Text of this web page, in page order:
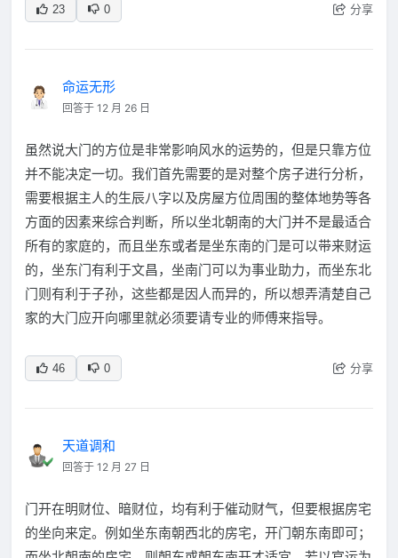
23 0 分享
命运无形
回答于 12 月 26 日
虽然说大门的方位是非常影响风水的运势的，但是只靠方位
并不能决定一切。我们首先需要的是对整个房子进行分析，
需要根据主人的生辰八字以及房屋方位周围的整体地势等各
方面的因素来综合判断，所以坐北朝南的大门并不是最适合
所有的家庭的，而且坐东或者是坐东南的门是可以带来财运
的，坐东门有利于文昌，坐南门可以为事业助力，而坐东北
门则有利于子孙，这些都是因人而异的，所以想弄清楚自己
家的大门应开向哪里就必须要请专业的师傅来指导。
46 0 分享
天道调和
回答于 12 月 27 日
门开在明财位、暗财位，均有利于催动财气，但要根据房宅
的坐向来定。例如坐东南朝西北的房宅，开门朝东南即可；